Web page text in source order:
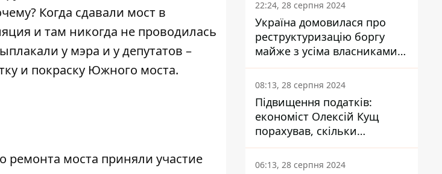
Когда сдавали мост в
и там никогда не проводилась
у мэра и у депутатов –
и покраску Южного моста.
ремонта моста приняли участие
22:24, 28 серпня 2024
Україна домовилася про
реструктуризацію боргу
майже з усіма власниками
єврооблігацій: що це
означає для країни
08:13, 28 серпня 2024
Підвищення податків:
економіст Олексій Кущ
порахував, скільки
заплатить кожен українець
06:13, 28 серпня 2024